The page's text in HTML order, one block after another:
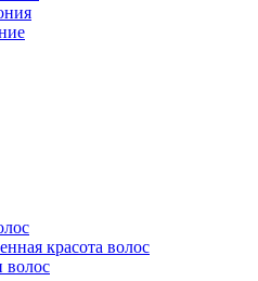
красота волос
волос